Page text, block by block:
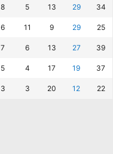
8 5 13 29 34
6 11 9 29 25
7 6 13 27 39
5 4 17 19 37
3 3 20 12 22